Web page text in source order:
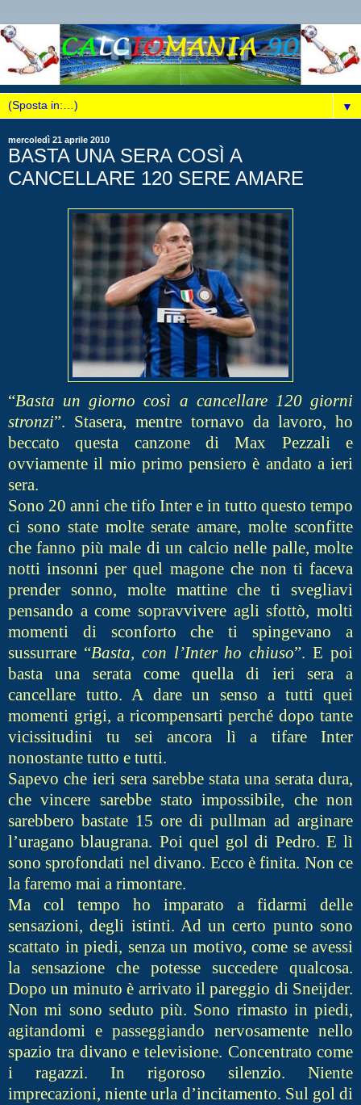
▼
mercoledì 21 aprile 2010
BASTA UNA SERA COSÌ A
CANCELLARE 120 SERE AMARE
“Basta un giorno così a cancellare 120 giorni
stronzi”. Stasera, mentre tornavo da lavoro, ho
beccato questa canzone di Max Pezzali e
ovviamente il mio primo pensiero è andato a ieri
sera.
Sono 20 anni che tifo Inter e in tutto questo tempo
ci sono state molte serate amare, molte sconfitte
che fanno più male di un calcio nelle palle, molte
notti insonni per quel magone che non ti faceva
prender sonno, molte mattine che ti svegliavi
pensando a come sopravvivere agli sfottò, molti
momenti di sconforto che ti spingevano a
sussurrare “Basta, con l’Inter ho chiuso”. E poi
basta una serata come quella di ieri sera a
cancellare tutto. A dare un senso a tutti quei
momenti grigi, a ricompensarti perché dopo tante
vicissitudini tu sei ancora lì a tifare Inter
nonostante tutto e tutti.
Sapevo che ieri sera sarebbe stata una serata dura,
che vincere sarebbe stato impossibile, che non
sarebbero bastate 15 ore di pullman ad arginare
l’uragano blaugrana. Poi quel gol di Pedro. E lì
sono sprofondati nel divano. Ecco è finita. Non ce
la faremo mai a rimontare.
Ma col tempo ho imparato a fidarmi delle
sensazioni, degli istinti. Ad un certo punto sono
scattato in piedi, senza un motivo, come se avessi
la sensazione che potesse succedere qualcosa.
Dopo un minuto è arrivato il pareggio di Sneijder.
Non mi sono seduto più. Sono rimasto in piedi,
agitandomi e passeggiando nervosamente nello
spazio tra divano e televisione. Concentrato come
i ragazzi. In rigoroso silenzio. Niente
imprecazioni, niente urla d’incitamento. Sul gol di